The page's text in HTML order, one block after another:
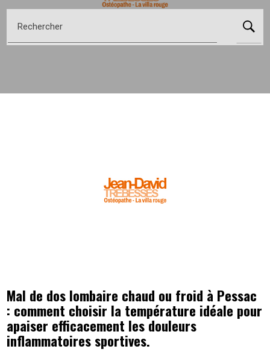
Rechercher
Mal de dos lombaire chaud ou froid à Pessac
: comment choisir la température idéale pour
apaiser efficacement les douleurs
inflammatoires sportives.